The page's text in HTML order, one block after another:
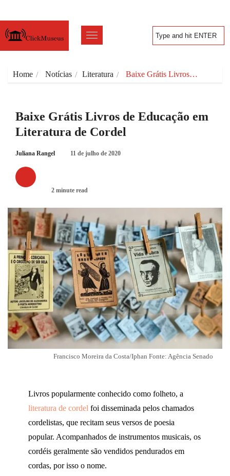
Home Notícias Literatura Baixe Grátis Livros…
Baixe Grátis Livros de Educação em
Literatura de Cordel
Juliana Rangel 11 de julho de 2020
2 minute read
Francisco Moreira da Costa/Iphan Fonte: Agência Senado
Livros popularmente conhecido como folheto, a
literatura de cordel foi disseminada pelos chamados
cordelistas, que recitam seus versos de poesia
popular. Acompanhados de instrumentos musicais, os
cordéis geralmente são vendidos pendurados em
cordas, por isso o nome.